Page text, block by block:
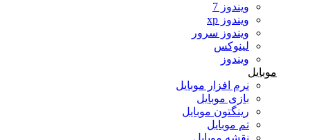
ویندوز 7
ویندوز xp
ویندوز سرور
لینوکس
ویندوز
موبایل
نرم افزار موبایل
بازی موبایل
رینگتون موبایل
تم موبایل
نقشه موبایل